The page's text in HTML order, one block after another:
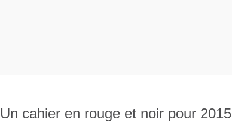
Un cahier en rouge et noir pour 2015